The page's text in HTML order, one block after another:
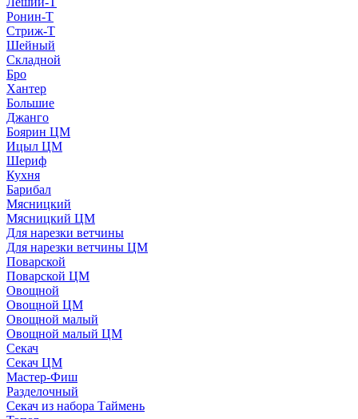
Ронин-Т
Стриж-Т
Шейный
Складной
Бро
Хантер
Большие
Джанго
Боярин ЦМ
Ицыл ЦМ
Шериф
Кухня
Барибал
Мясницкий
Мясницкий ЦМ
Для нарезки ветчины
Для нарезки ветчины ЦМ
Поварской
Поварской ЦМ
Овощной
Овощной ЦМ
Овощной малый
Овощной малый ЦМ
Секач
Секач ЦМ
Мастер-Фиш
Разделочный
Секач из набора Таймень